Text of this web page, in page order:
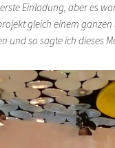
Einladung, aber es
gleich einem
und so sagte ich dieses